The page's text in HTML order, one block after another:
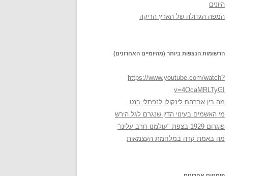
היונים
המפה הגדולה של הארץ הריקה
הרשומות הנצפות ביותר (מהיומיים האחרונים)
https://www.youtube.com/watch?
v=4OcaMRLTyGI
מה בין אברהם לינקולן לנפתלי בנט
מי האשמים בעינוי הדין שנגרם לגל הירש
פוגרום 1929 בצפת "עולמנו חרב עלינו"
מה באמת קרה במלחמת העצמאות